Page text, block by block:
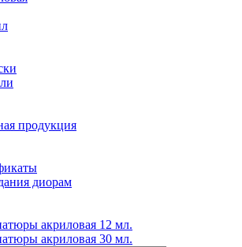
продукция
диорам
акриловая 12 мл.
акриловая 30 мл.